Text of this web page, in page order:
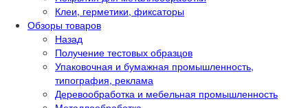
Клеи, герметики, фиксаторы
Обзоры товаров
Назад
Получение тестовых образцов
Упаковочная и бумажная промышленность,
типография, реклама
Деревообработка и мебельная промышленность